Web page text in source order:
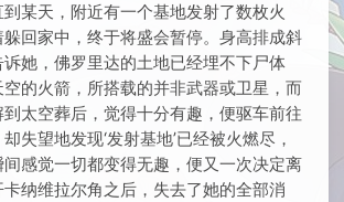
某天，附近有一个基地发射了数枚火
回家中，终于将盛会暂停。身高排成斜
她，佛罗里达的土地已经埋不下尸体
的火箭，所搭载的并非武器或卫星，而
太空葬后，觉得十分有趣，便驱车前往
失望地发现‘发射基地’已经被火燃尽，
感觉一切都变得无趣，便又一次决定离
纳维拉尔角之后，失去了她的全部消